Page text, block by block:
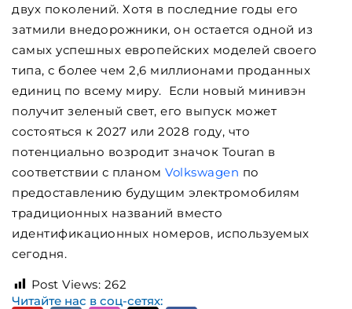
двух поколений. Хотя в последние годы его
затмили внедорожники, он остается одной из
самых успешных европейских моделей своего
типа, с более чем 2,6 миллионами проданных
единиц по всему миру. Если новый минивэн
получит зеленый свет, его выпуск может
состояться к 2027 или 2028 году, что
потенциально возродит значок Touran в
соответствии с планом Volkswagen по
предоставлению будущим электромобилям
традиционных названий вместо
идентификационных номеров, используемых
сегодня.
Post Views: 262
Читайте нас в соц-сетях: